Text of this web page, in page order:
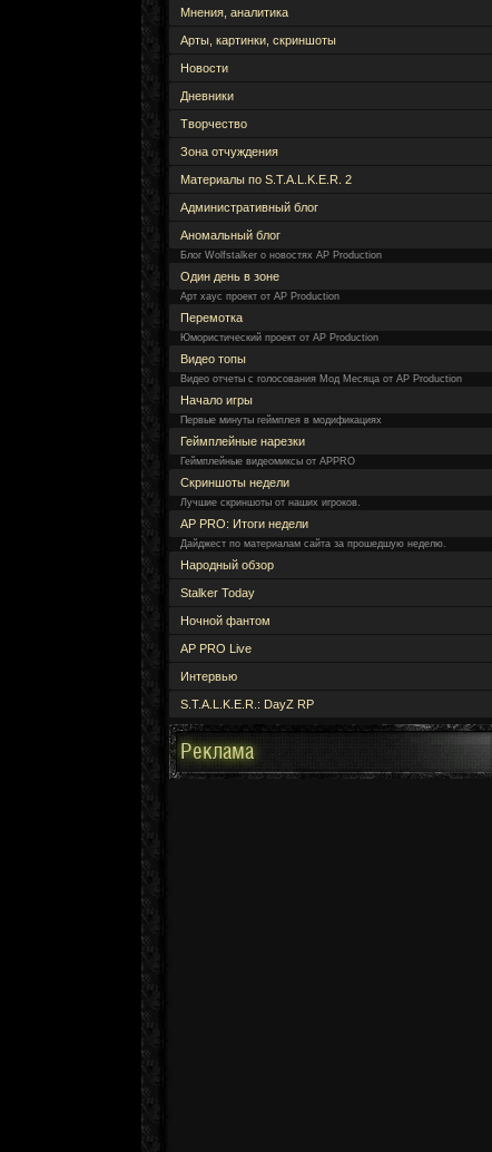
Мнения, аналитика
Арты, картинки, скриншоты
Новости
Дневники
Творчество
Зона отчуждения
Материалы по S.T.A.L.K.E.R. 2
Административный блог
Аномальный блог
Блог Wolfstalker о новостях AP Production
Один день в зоне
Арт хаус проект от AP Production
Перемотка
Юмористический проект от AP Production
Видео топы
Видео отчеты с голосования Мод Месяца от AP Production
Начало игры
Первые минуты геймплея в модификациях
Геймплейные нарезки
Геймплейные видеомиксы от APPRO
Скриншоты недели
Лучшие скриншоты от наших игроков.
AP PRO: Итоги недели
Дайджест по материалам сайта за прошедшую неделю.
Народный обзор
Stalker Today
Ночной фантом
AP PRO Live
Интервью
S.T.A.L.K.E.R.: DayZ RP
Реклама